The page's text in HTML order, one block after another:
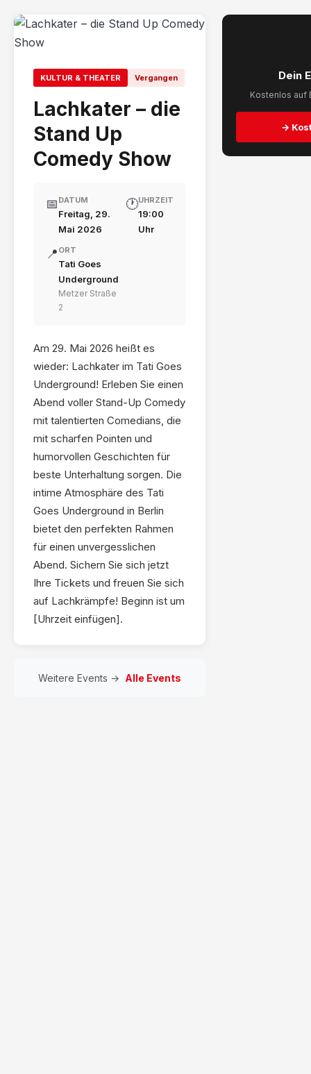
KULTUR & THEATER Vergangen
Lachkater – die
Stand Up
Comedy Show
📅 DATUM
Freitag, 29.
Mai 2026
🕐UHRZEIT
19:00
Uhr
📍 ORT
Tati Goes
Underground
Metzer Straße
2
Am 29. Mai 2026 heißt es
wieder: Lachkater im Tati Goes
Underground! Erleben Sie einen
Abend voller Stand-Up Comedy
mit talentierten Comedians, die
mit scharfen Pointen und
humorvollen Geschichten für
beste Unterhaltung sorgen. Die
intime Atmosphäre des Tati
Goes Underground in Berlin
bietet den perfekten Rahmen
für einen unvergesslichen
Abend. Sichern Sie sich jetzt
Ihre Tickets und freuen Sie sich
auf Lachkrämpfe! Beginn ist um
[Uhrzeit einfügen].
Weitere Events → Alle Events
Dein
Kostenlos auf
→